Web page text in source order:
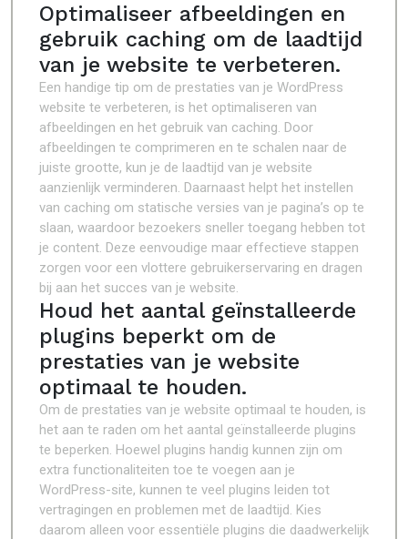
Optimaliseer afbeeldingen en
gebruik caching om de laadtijd
van je website te verbeteren.
Een handige tip om de prestaties van je WordPress
website te verbeteren, is het optimaliseren van
afbeeldingen en het gebruik van caching. Door
afbeeldingen te comprimeren en te schalen naar de
juiste grootte, kun je de laadtijd van je website
aanzienlijk verminderen. Daarnaast helpt het instellen
van caching om statische versies van je pagina’s op te
slaan, waardoor bezoekers sneller toegang hebben tot
je content. Deze eenvoudige maar effectieve stappen
zorgen voor een vlottere gebruikerservaring en dragen
bij aan het succes van je website.
Houd het aantal geïnstalleerde
plugins beperkt om de
prestaties van je website
optimaal te houden.
Om de prestaties van je website optimaal te houden, is
het aan te raden om het aantal geïnstalleerde plugins
te beperken. Hoewel plugins handig kunnen zijn om
extra functionaliteiten toe te voegen aan je
WordPress-site, kunnen te veel plugins leiden tot
vertragingen en problemen met de laadtijd. Kies
daarom alleen voor essentiële plugins die daadwerkelijk